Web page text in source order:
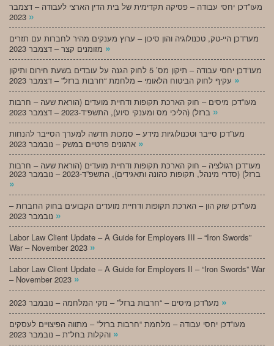
מעו”דכן יחסי עבודה – פסיקה תקדימית של בית הדין הארצי לעבודה – דצמבר
»
מעו”דכן היי-טק, טכנולוגיה והון סיכון – ערוץ מענקים מהיר לחברות עם תזרים
»
מעו”דכן יחסי עבודה – תיקון מס’ 5 לחוק הגנה על עובדים בשעת חירום ותיקון
»
מעו”דכן מיסים – חוק הארכת תקופות ודחיית מועדים (הוראת שעה – חרבות
»
מעו”דכן סייבר וטכנולוגיות מידע – סמכות חדשה למערך הסייבר להנחות
»
מעו”דכן רגולציה – חוק הארכת תקופות ודחיית מועדים (הוראת שעה – חרבות
ברזל) (סדרי מינהל, תקופות כהונה ותאגידים), התשפ”ד-2023 – נובמבר 2023
»
מעו”דכן שוק הון – הארכת תקופות ודחיית מועדים הקבועים בחוק החברות –
»
Labor Law Client Update – A Guide for Employers III – “Iron Swords”
War – November 2023 »
Labor Law Client Update – A Guide for Employers II – “Iron Swords” War
– November 2023 »
»
מעו”דכן יחסי עבודה – מלחמת “חרבות ברזל” – מתווה הפיצויים לעסקים
»